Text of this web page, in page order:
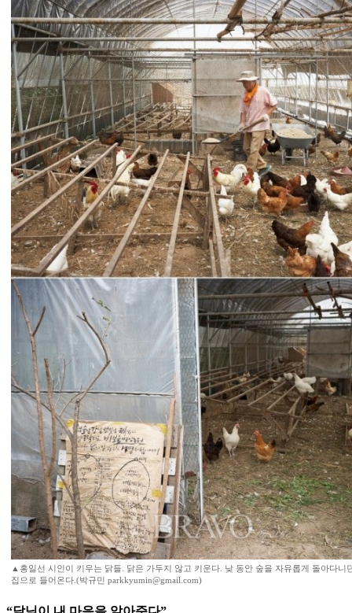
▲홍일선 시인이 키우는 닭들. 닭은 가두지 않고 키운다. 낮 동안 숲을 자유롭게 돌아다니
집으로 들어온다.(박규민 parkkyumin@gmail.com)